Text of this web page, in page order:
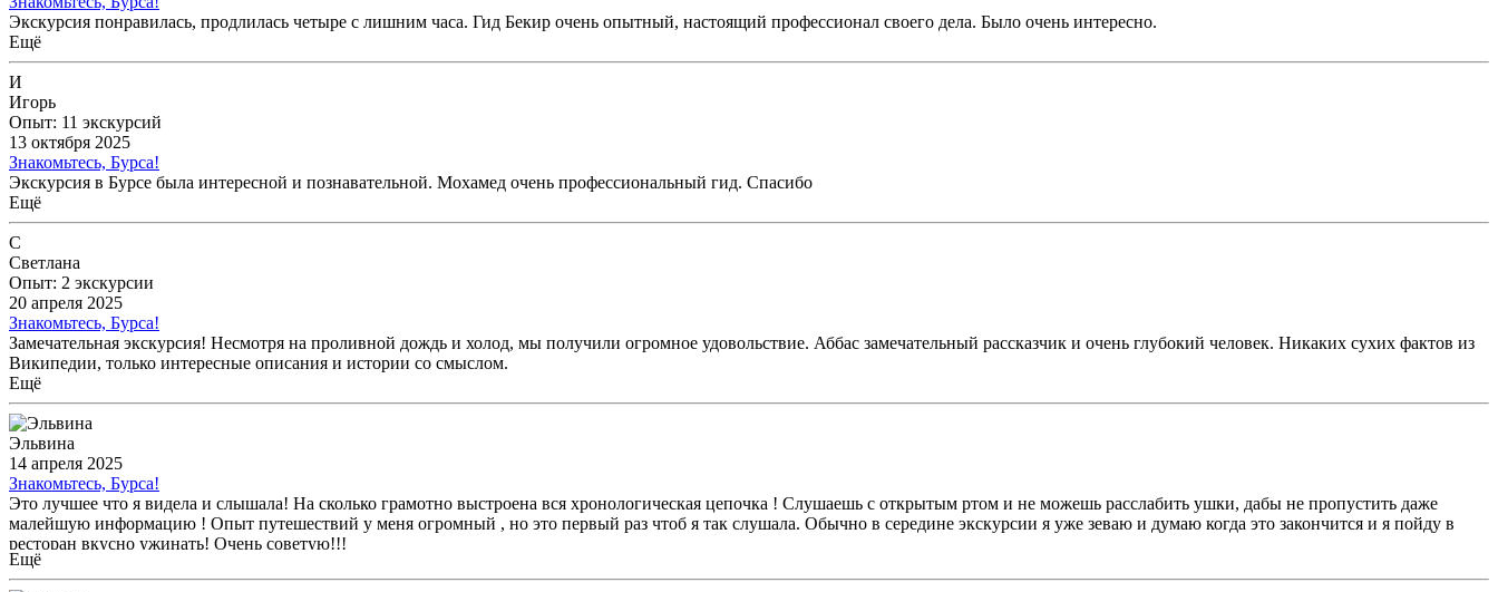
Экскурсия понравилась, продлилась четыре с лишним часа. Гид Бекир очень опытный, настоящий профессионал своего дела. Было очень интересно.
Ещё
И
Игорь
Опыт: 11 экскурсий
13 октября 2025
Знакомьтесь, Бурса!
Экскурсия в Бурсе была интересной и познавательной. Мохамед очень профессиональный гид. Спасибо
Ещё
С
Светлана
Опыт: 2 экскурсии
20 апреля 2025
Знакомьтесь, Бурса!
Замечательная экскурсия! Несмотря на проливной дождь и холод, мы получили огромное удовольствие. Аббас замечательный рассказчик и очень глубокий человек. Никаких сухих фактов из
Википедии, только интересные описания и истории со смыслом.
Ещё
Эльвина
14 апреля 2025
Знакомьтесь, Бурса!
Это лучшее что я видела и слышала! На сколько грамотно выстроена вся хронологическая цепочка ! Слушаешь с открытым ртом и не можешь расслабить ушки, дабы не пропустить даже
малейшую информацию ! Опыт путешествий у меня огромный , но это первый раз чтоб я так слушала. Обычно в середине экскурсии я уже зеваю и думаю когда это закончится и я пойду в
ресторан вкусно ужинать! Очень советую!!!
Ещё